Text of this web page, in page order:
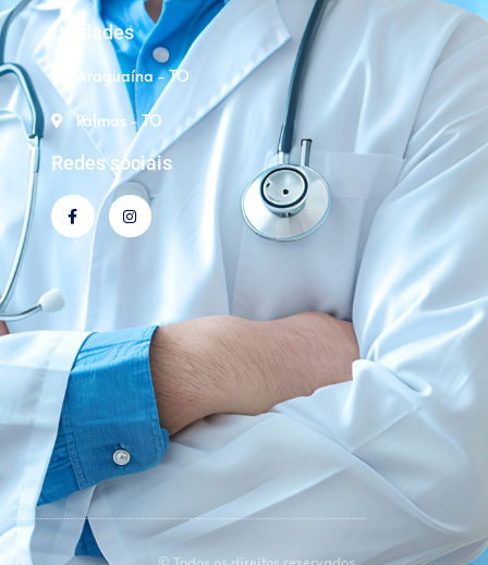
Unidades
Araguaína - TO
Palmas - TO
Redes sociais